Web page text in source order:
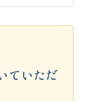
ていただ